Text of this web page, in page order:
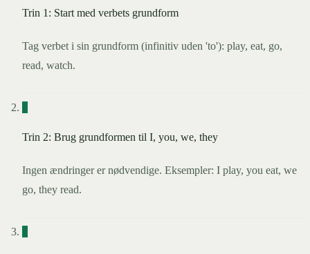
Trin 1: Start med verbets grundform
Tag verbet i sin grundform (infinitiv uden 'to'): play, eat, go,
read, watch.
2
Trin 2: Brug grundformen til I, you, we, they
Ingen ændringer er nødvendige. Eksempler: I play, you eat, we
go, they read.
3